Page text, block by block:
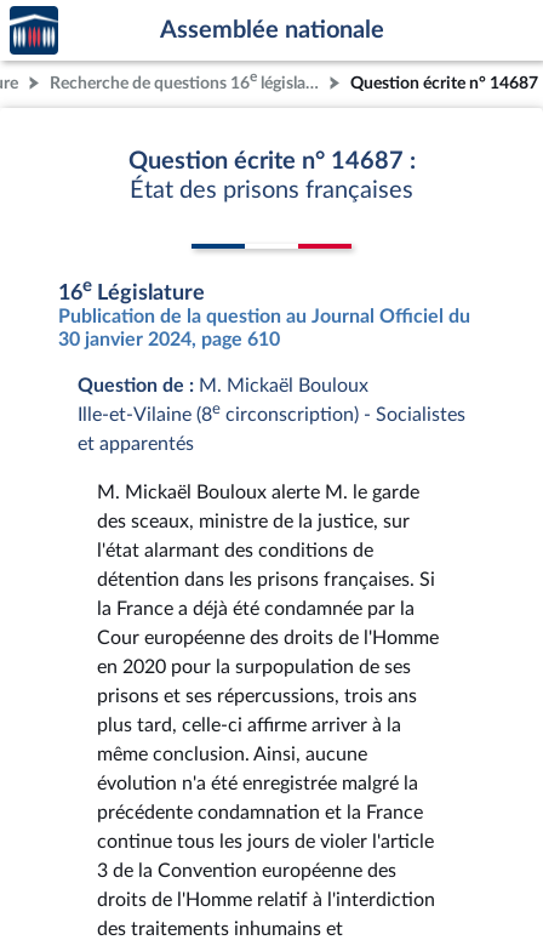
Aller au contenu
Aller en bas de la page
Accèder
à la
page
d'accueil
Assemblée nationale
Recherche de questions 16e législature Question écrite n° 14687
Question écrite n° 14687 :
État des prisons françaises
16e Législature
Publication de la question au Journal Officiel du
30 janvier 2024, page 610
Question de : M. Mickaël Bouloux
Ille-et-Vilaine (8e circonscription) - Socialistes
et apparentés
M. Mickaël Bouloux alerte M. le garde
des sceaux, ministre de la justice, sur
l'état alarmant des conditions de
détention dans les prisons françaises. Si
la France a déjà été condamnée par la
Cour européenne des droits de l'Homme
en 2020 pour la surpopulation de ses
prisons et ses répercussions, trois ans
plus tard, celle-ci affirme arriver à la
même conclusion. Ainsi, aucune
évolution n'a été enregistrée malgré la
précédente condamnation et la France
continue tous les jours de violer l'article
3 de la Convention européenne des
droits de l'Homme relatif à l'interdiction
des traitements inhumains et